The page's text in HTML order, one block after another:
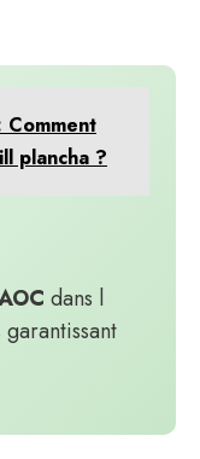
plancha ?
dans l